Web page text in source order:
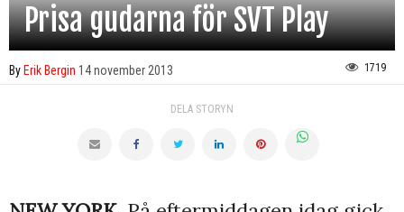
Prisa gudarna för SVT Play
By Erik Bergin 14 november 2013 1719
DELA STORYN